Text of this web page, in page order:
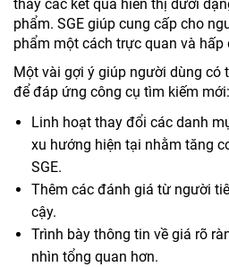
thấy các kết quả hiển thị dưới
phẩm. SGE giúp cung cấp cho
phẩm một cách trực quan và hấp
Một vài gợi ý giúp người dùng có
để đáp ứng công cụ tìm kiếm mới:
Linh hoạt thay đổi các danh
xu hướng hiện tại nhằm tăng
SGE.
Thêm các đánh giá từ người
cậy.
Trình bày thông tin về giá rõ
nhìn tổng quan hơn.